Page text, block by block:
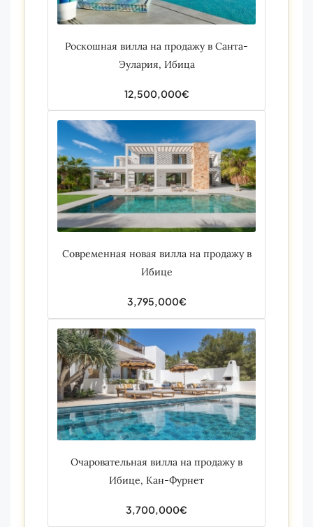
Роскошная вилла на продажу в Санта-
Эулария, Ибица
12,500,000€
Современная новая вилла на продажу в
Ибице
3,795,000€
Очаровательная вилла на продажу в
Ибице, Кан-Фурнет
3,700,000€